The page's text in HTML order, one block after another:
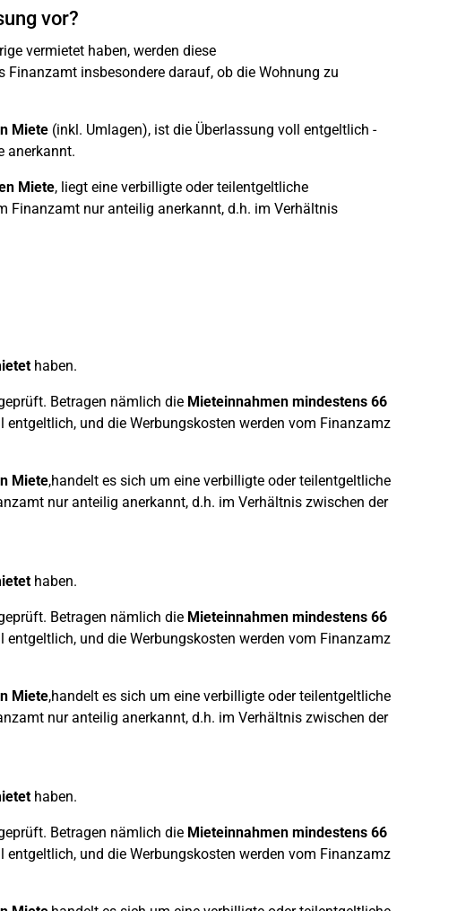
vor?
vermietet haben, werden diese
insbesondere darauf, ob die Wohnung zu
Miete(inkl. Umlagen), ist die Überlassung voll entgeltlich -
anerkannt.
Miete, liegt eine verbilligte oder teilentgeltliche
Finanzamt nur anteilig anerkannt, d.h. im Verhältnis
haben.
Betragen nämlich die Mieteinnahmen mindestens 66
und die Werbungskosten werden vom Finanzamz
Miete,handelt es sich um eine verbilligte oder teilentgeltliche
nur anteilig anerkannt, d.h. im Verhältnis zwischen der
haben.
Betragen nämlich die Mieteinnahmen mindestens 66
und die Werbungskosten werden vom Finanzamz
Miete,handelt es sich um eine verbilligte oder teilentgeltliche
nur anteilig anerkannt, d.h. im Verhältnis zwischen der
haben.
Betragen nämlich die Mieteinnahmen mindestens 66
und die Werbungskosten werden vom Finanzamz